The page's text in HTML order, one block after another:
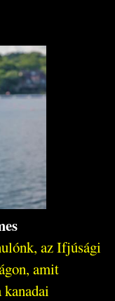
az Ifjúsági
amit